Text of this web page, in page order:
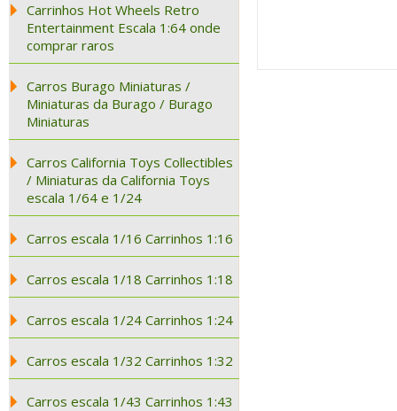
Carrinhos Hot Wheels Retro
Entertainment Escala 1:64 onde
comprar raros
Carros Burago Miniaturas /
Miniaturas da Burago / Burago
Miniaturas
Carros California Toys Collectibles
/ Miniaturas da California Toys
escala 1/64 e 1/24
Carros escala 1/16 Carrinhos 1:16
Carros escala 1/18 Carrinhos 1:18
Carros escala 1/24 Carrinhos 1:24
Carros escala 1/32 Carrinhos 1:32
Carros escala 1/43 Carrinhos 1:43